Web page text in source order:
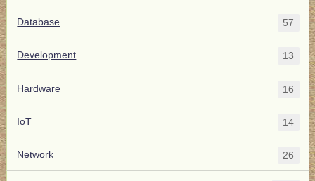
Database 57
Development 13
Hardware 16
IoT 14
Network 26